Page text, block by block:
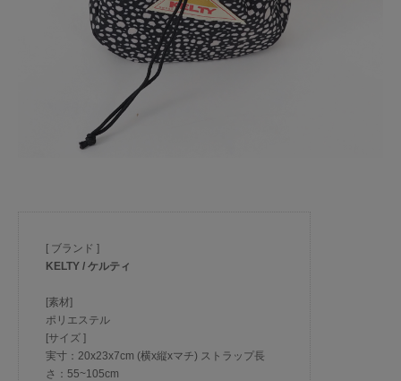
[ ブランド ]
KELTY / ケルティ
[素材]
ポリエステル
[サイズ ]
実寸：20x23x7cm (横x縦xマチ) ストラップ長
さ：55~105cm